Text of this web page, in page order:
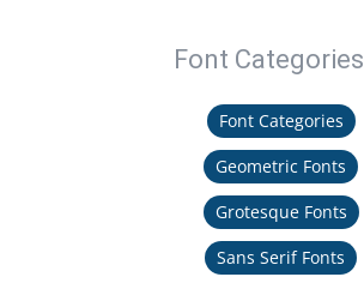
Font Categories
Font Categories
Geometric Fonts
Grotesque Fonts
Sans Serif Fonts